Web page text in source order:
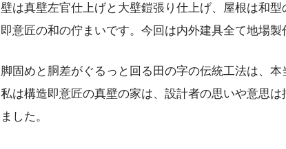
壁は真壁左官仕上げと大壁鎧張り仕上げ、屋根は和
即意匠の和の佇まいです。今回は内外建具全て地場製
脚固めと胴差がぐるっと回る田の字の伝統工法は、本
私は構造即意匠の真壁の家は、設計者の思いや意思
ました。